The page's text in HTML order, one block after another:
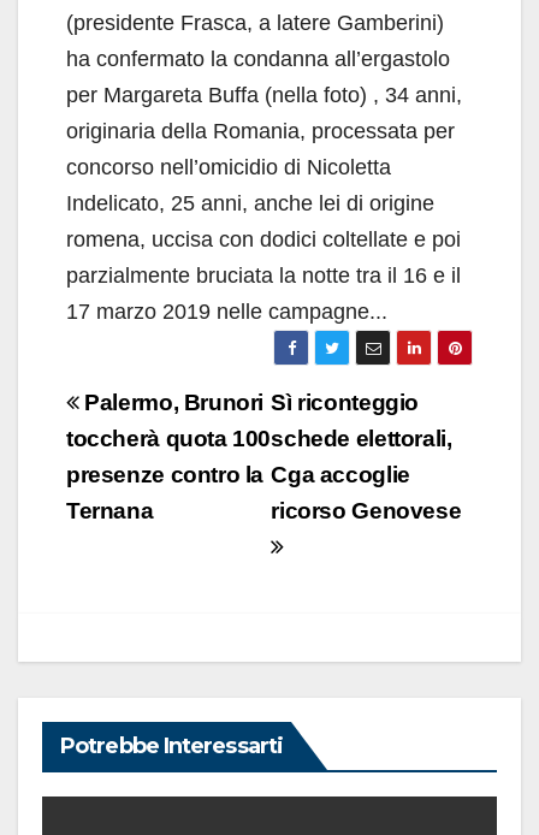
(presidente Frasca, a latere Gamberini)
ha confermato la condanna all’ergastolo
per Margareta Buffa (nella foto) , 34 anni,
originaria della Romania, processata per
concorso nell’omicidio di Nicoletta
Indelicato, 25 anni, anche lei di origine
romena, uccisa con dodici coltellate e poi
parzialmente bruciata la notte tra il 16 e il
17 marzo 2019 nelle campagne...
Navigazione
articoli
Sì riconteggio
schede elettorali,
Cga accoglie
ricorso Genovese
Palermo, Brunori
toccherà quota 100
presenze contro la
Ternana
Potrebbe Interessarti